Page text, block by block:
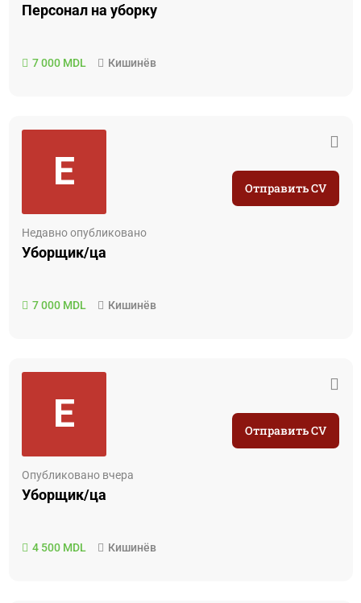
Персонал на уборку
7 000 MDL Кишинёв
E
Недавно опубликовано
Уборщик/ца
7 000 MDL Кишинёв
Отправить CV
E
Опубликовано вчера
Уборщик/ца
4 500 MDL Кишинёв
Отправить CV